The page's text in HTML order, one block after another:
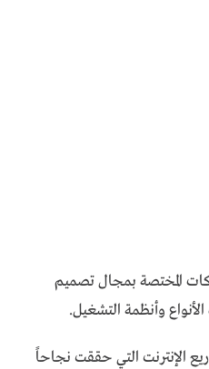
المختصة بمجال تصميم
وأنظمة التشغيل.
الإنترنت التي حققت نجاحاً